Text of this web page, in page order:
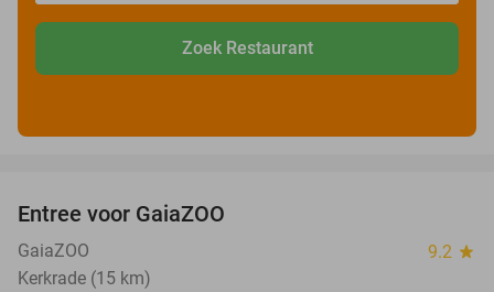
Zoek Restaurant
Entree voor GaiaZOO
GaiaZOO 9.2 star
Kerkrade (15 km)